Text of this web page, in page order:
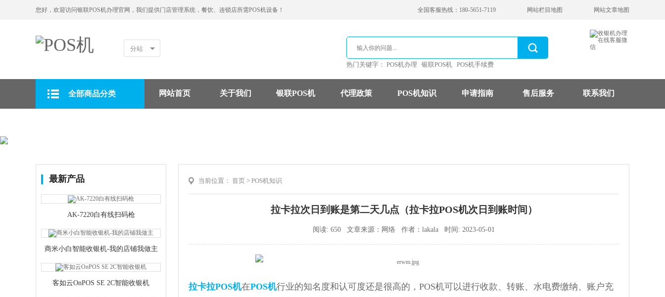
您好，欢迎访问银联POS机办理官网，我们提供门店管理系统，餐饮、连锁店所需POS机设备！ 全国客服热线：180-5651-7119 网站栏目地图 网站文章地图
分站
热门关键字： POS机办理 银联POS机 POS机手续费
全部商品分类 网站首页 关于我们 银联POS机 代理政策 POS机知识 申请指南 售后服务 联系我们
最新产品
AK-7220白有线扫码枪
商米小白智能收银机-我的店铺我做主
客如云OnPOS SE 2C智能收银机
当前位置： 首页 > POS机知识
拉卡拉次日到账是第二天几点（拉卡拉POS机次日到账时间）
阅读: 650 文章来源：网络 作者：lakala 时间: 2023-05-01
拉卡拉POS机在POS机行业的知名度和认可度还是很高的，POS机可以进行收款、转账、水电费缴纳、账户充